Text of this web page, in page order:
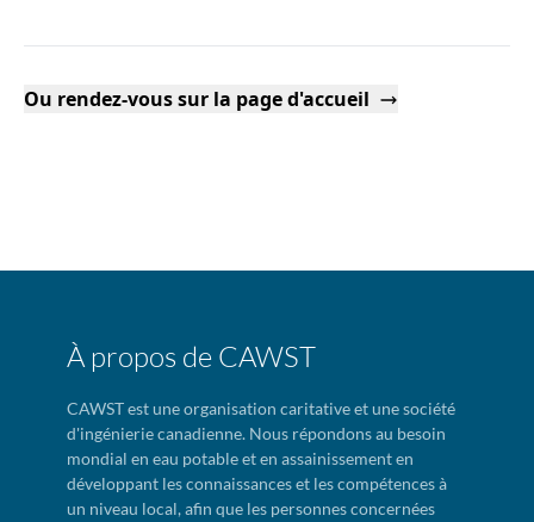
Ou rendez-vous sur la page d'accueil
À propos de CAWST
CAWST est une organisation caritative et une société
d'ingénierie canadienne. Nous répondons au besoin
mondial en eau potable et en assainissement en
développant les connaissances et les compétences à
un niveau local, afin que les personnes concernées